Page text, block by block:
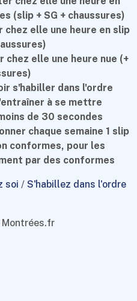
(slip + SG + chaussures)
chez elle une heure en slip
chez elle une heure nue (+
s'habiller dans l'ordre
à se mettre
de 30 secondes
chaque semaine 1 slip
conformes, pour les
par des conformes
soi / S'habillez dans l'ordre
Montrées.fr